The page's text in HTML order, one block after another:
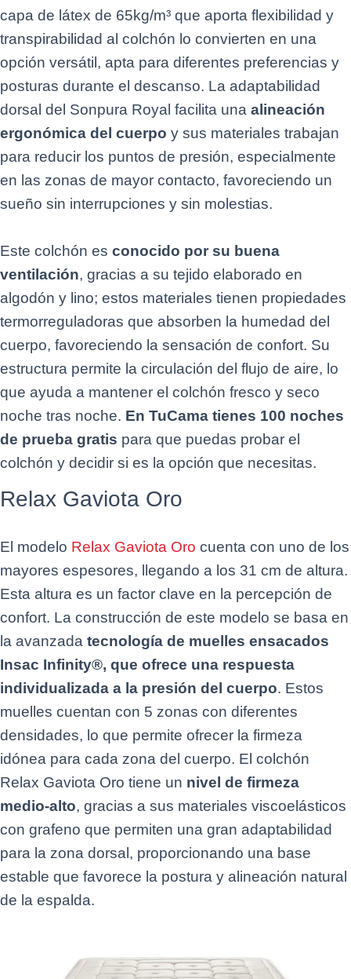
capa de látex de 65kg/m³ que aporta flexibilidad y
transpirabilidad al colchón lo convierten en una
opción versátil, apta para diferentes preferencias y
posturas durante el descanso. La adaptabilidad
dorsal del Sonpura Royal facilita una alineación
ergonómica del cuerpo y sus materiales trabajan
para reducir los puntos de presión, especialmente
en las zonas de mayor contacto, favoreciendo un
sueño sin interrupciones y sin molestias.
Este colchón es conocido por su buena
ventilación, gracias a su tejido elaborado en
algodón y lino; estos materiales tienen propiedades
termorreguladoras que absorben la humedad del
cuerpo, favoreciendo la sensación de confort. Su
estructura permite la circulación del flujo de aire, lo
que ayuda a mantener el colchón fresco y seco
noche tras noche. En TuCama tienes 100 noches
de prueba gratis para que puedas probar el
colchón y decidir si es la opción que necesitas.
Relax Gaviota Oro
El modelo Relax Gaviota Oro cuenta con uno de los
mayores espesores, llegando a los 31 cm de altura.
Esta altura es un factor clave en la percepción de
confort. La construcción de este modelo se basa en
la avanzada tecnología de muelles ensacados
Insac Infinity®, que ofrece una respuesta
individualizada a la presión del cuerpo. Estos
muelles cuentan con 5 zonas con diferentes
densidades, lo que permite ofrecer la firmeza
idónea para cada zona del cuerpo. El colchón
Relax Gaviota Oro tiene un nivel de firmeza
medio-alto, gracias a sus materiales viscoelásticos
con grafeno que permiten una gran adaptabilidad
para la zona dorsal, proporcionando una base
estable que favorece la postura y alineación natural
de la espalda.